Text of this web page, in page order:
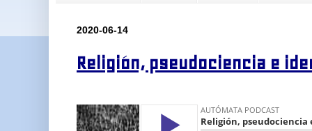
2020-06-14
Religión, pseudociencia e